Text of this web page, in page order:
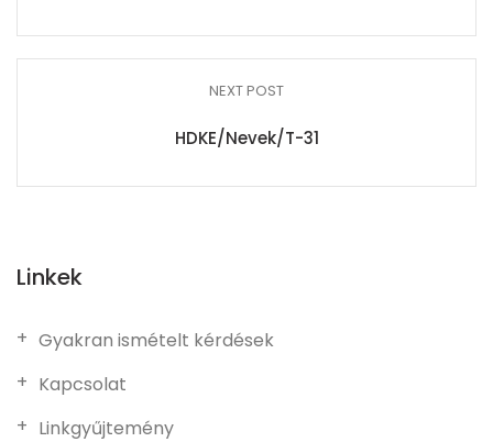
NEXT POST
HDKE/Nevek/T-31
Linkek
Gyakran ismételt kérdések
Kapcsolat
Linkgyűjtemény